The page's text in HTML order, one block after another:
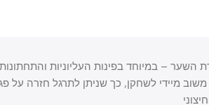
– במיוחד בפינות העליוניות והתחתונות שם
לשחקן, כך שניתן לתרגל חזרה על פגיעה